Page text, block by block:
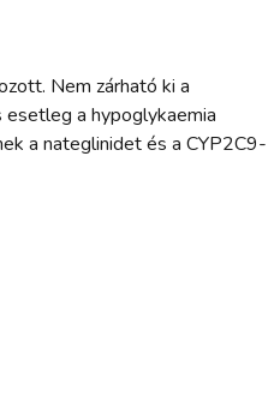
Nem zárható ki a
a hypoglykaemia
a nateglinidet és a CYP2C9-